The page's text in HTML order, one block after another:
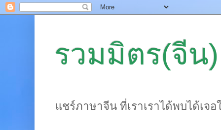
รวมมิตร(จีน)
แชร์ภาษาจีน ที่เราเราได้พบได้เจ